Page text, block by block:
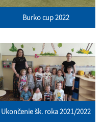
Burko cup 2022
Ukončenie šk. roka 2021/2022